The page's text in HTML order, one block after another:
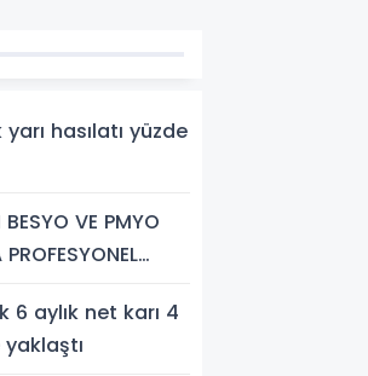
hasılatı yüzde
BESYO VE PMYO
6 aylık net karı 4